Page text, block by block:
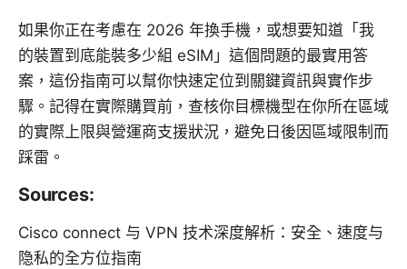
如果你正在考慮在 2026 年換手機，或想要知道「我
的裝置到底能裝多少組 eSIM」這個問題的最實用答
案，這份指南可以幫你快速定位到關鍵資訊與實作步
驟。記得在實際購買前，查核你目標機型在你所在區域
的實際上限與營運商支援狀況，避免日後因區域限制而
踩雷。
Sources:
Cisco connect 与 VPN 技术深度解析：安全、速度与
隐私的全方位指南